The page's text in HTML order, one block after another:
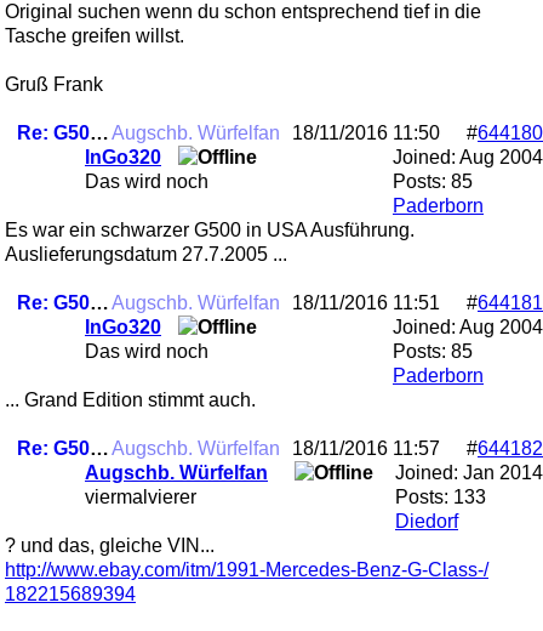
Original suchen wenn du schon entsprechend tief in die
Tasche greifen willst.
Gruß Frank
Re: G500 Angebot??? ....unklarAugschb. Würfelfan #644180
18/11/2016 11:50
Joined: Aug 2004
Posts: 85
Paderborn
InGo320
Das wird noch
Es war ein schwarzer G500 in USA Ausführung.
Auslieferungsdatum 27.7.2005 ...
Re: G500 Angebot??? ....unklarAugschb. Würfelfan #644181
18/11/2016 11:51
Joined: Aug 2004
Posts: 85
Paderborn
InGo320
Das wird noch
... Grand Edition stimmt auch.
Re: G500 Angebot??? ....unklarAugschb. Würfelfan #644182
18/11/2016 11:57
Joined: Jan 2014
Posts: 133
Diedorf
Augschb. Würfelfan
viermalvierer
? und das, gleiche VIN...
http://www.ebay.com/itm/1991-Mercedes-Benz-G-Class-/
182215689394